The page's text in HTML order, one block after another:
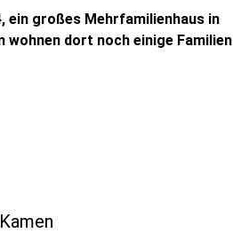
ein großes Mehrfamilienhaus in
dort noch einige Familien